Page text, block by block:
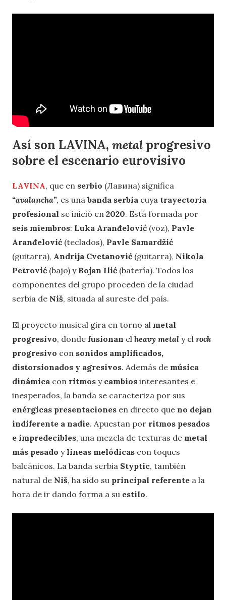
Así son LAVINA, metal progresivo
sobre el escenario eurovisivo
LAVINA, que en serbio (Лавина) significa
“avalancha”, es una banda serbia cuya trayectoria
profesional se inició en 2020. Está formada por
seis miembros: Luka Aranđelović (voz), Pavle
Aranđelović (teclados), Pavle Samardžić
(guitarra), Andrija Cvetanović (guitarra), Nikola
Petrović (bajo) y Bojan Ilić (batería). Todos los
componentes del grupo proceden de la ciudad
serbia de Niš, situada al sureste del país.
El proyecto musical gira en torno al metal
progresivo, donde fusionan el heavy metal y el rock
progresivo con sonidos amplificados,
distorsionados y agresivos. Además de música
dinámica con ritmos y cambios interesantes e
inesperados, la banda se caracteriza por sus
enérgicas presentaciones en directo que no dejan
indiferente a nadie. Apuestan por ritmos pesados
e impredecibles, una mezcla de texturas de metal
más pesado ylíneas melódicas con toques
balcánicos. La banda serbia Styptic, también
natural de Niš, ha sido su principal referente a la
hora de ir dando forma a su estilo.